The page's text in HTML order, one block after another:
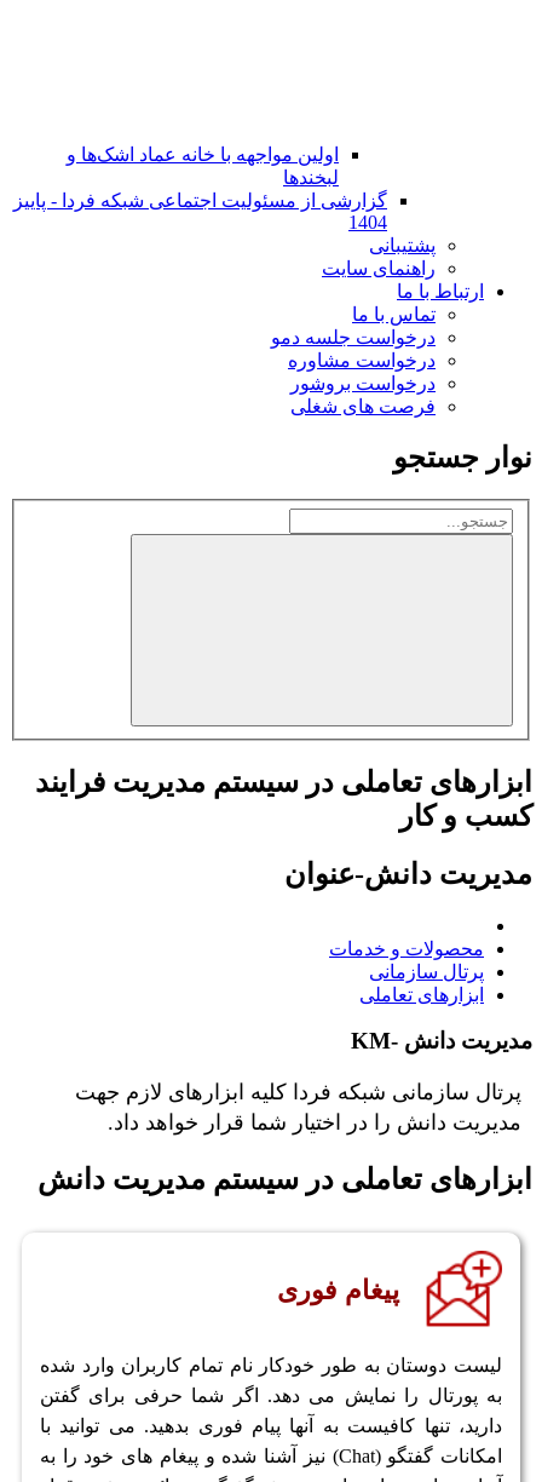
اولین مواجهه با خانه عماد اشک‌ها و
لبخندها
گزارشی از مسئولیت اجتماعی شبکه فردا - پاییز
1404
پشتیبانی
راهنمای سایت
ارتباط با ما
تماس با ما
در‌خواست جلسه دمو
درخواست مشاوره
درخواست بروشور
فرصت های شغلی
نوار جستجو
ابزارهای تعاملی در سیستم مدیریت فرایند
کسب و کار
مدیریت دانش-عنوان
محصولات و خدمات
پرتال سازمانی
ابزارهای تعاملی
مدیریت دانش -KM
پرتال سازمانی شبکه فردا کلیه ابزارهای لازم جهت
مدیریت دانش را در اختیار شما قرار خواهد داد.
ابزارهای تعاملی در سیستم مدیریت دانش
پیغام فوری
لیست دوستان به طور خودکار نام تمام کاربران وارد شده
به پورتال را نمایش می دهد. اگر شما حرفی برای گفتن
دارید، تنها کافیست به آنها پیام فوری بدهید. می توانید با
امکانات گفتگو (Chat) نیز آشنا شده و پیغام های خود را به